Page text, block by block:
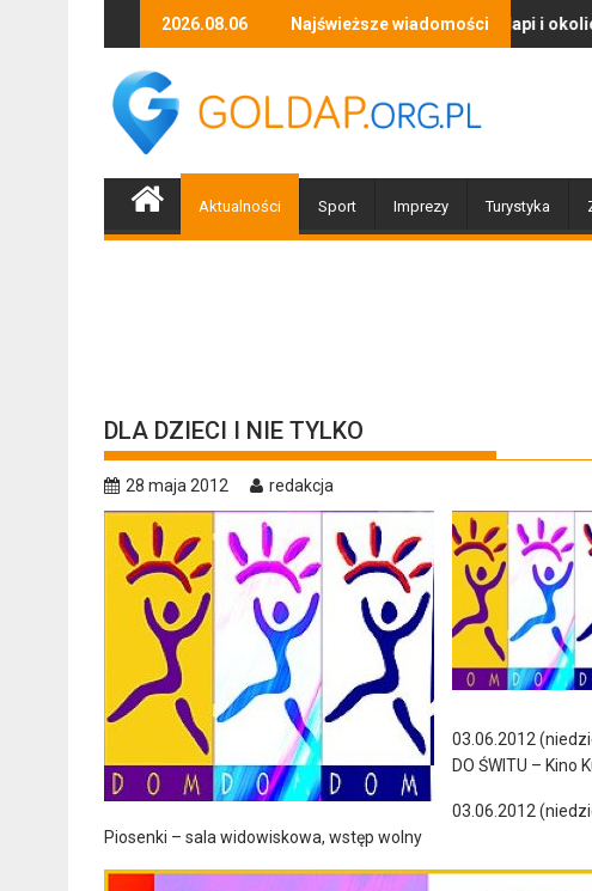
2026.08.06 Najświeższe wiadomości
Zapraszamy mieszkańców Gołdapi i okolic na spotkanie z
Biżuteryjne
Aktualności Sport Imprezy Turystyka
DLA DZIECI I NIE TYLKO
28 maja 2012
redakcja
03.06.2012
DO ŚWITU – Kino
03.06.2012
Piosenki – sala widowiskowa, wstęp wolny